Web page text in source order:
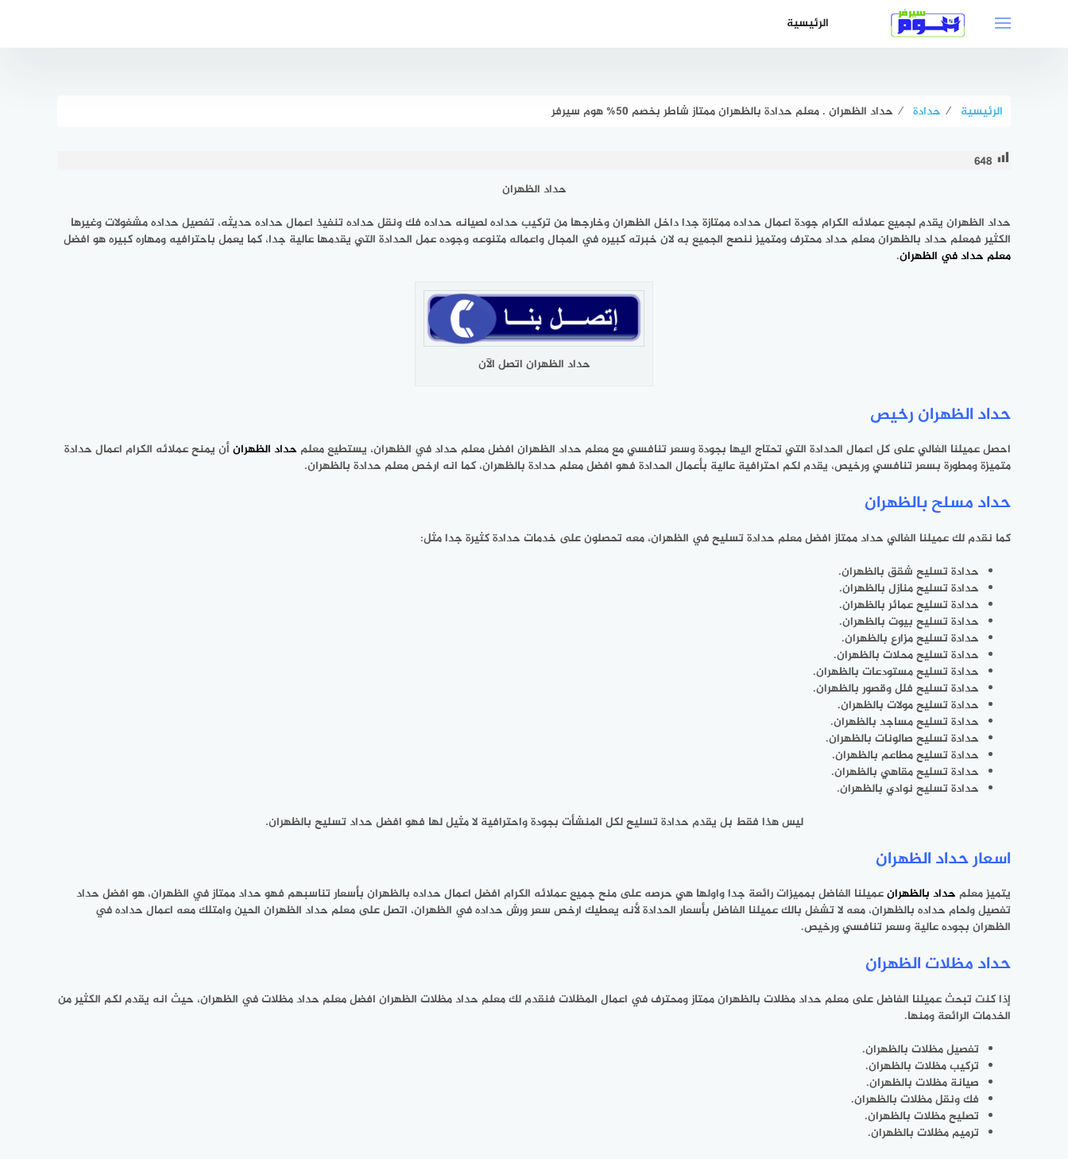
الرئيسية
الرئيسية ⁄ حدادة ⁄ حداد الظهران . معلم حدادة بالظهران ممتاز شاطر بخصم 50% هوم سيرفر
648
حداد الظهران
حداد الظهران يقدم لجميع عملائه الكرام جودة اعمال حداده ممتازة جدا داخل الظهران وخارجها من تركيب حداده لصيانه حداده فك ونقل حداده تنفيذ اعمال حداده حديثه، تفصيل حداده مشغولات وغيرها
الكثير فمعلم حداد بالظهرانمعلم حداد محترف ومتميز ننصح الجميع به لان خبرته كبيره في المجال واعماله متنوعه وجوده عمل الحدادة التي يقدمها عالية جدا، كما يعمل باحترافيه ومهاره كبيره هو افضل
معلم حداد في الظهران.
حداد الظهران اتصل الآن
حداد الظهران رخيص
احصل عميلنا الغالي على كل اعمال الحدادة التي تحتاج اليها بجودة وسعر تنافسي مع معلم حداد الظهران افضل معلم حداد في الظهران، يستطيع معلم حداد الظهرانأن يمنح عملائه الكرام اعمال حدادة
متميزة ومطورة بسعر تنافسي ورخيص، يقدم لكم احترافية عالية بأعمال الحدادة فهو افضل معلم حدادة بالظهران، كما انه ارخص معلم حدادة بالظهران.
حداد مسلح بالظهران
كما نقدم لك عميلنا الغالي حداد ممتاز افضل معلم حدادة تسليح في الظهران، معه تحصلون على خدمات حدادة كثيرة جدا مثل:
حدادة تسليح شقق بالظهران.
حدادة تسليح منازل بالظهران.
حدادة تسليح عمائر بالظهران.
حدادة تسليح بيوت بالظهران.
حدادة تسليح مزارع بالظهران.
حدادة تسليح محلات بالظهران.
حدادة تسليح مستودعات بالظهران.
حدادة تسليح فلل وقصور بالظهران.
حدادة تسليح مولات بالظهران.
حدادة تسليح مساجد بالظهران.
حدادة تسليح صالونات بالظهران.
حدادة تسليح مطاعم بالظهران.
حدادة تسليح مقاهي بالظهران.
حدادة تسليح نوادي بالظهران.
ليس هذا فقط بل يقدم حدادة تسليح لكل المنشأت بجودة واحترافية لا مثيل لها فهو افضل حداد تسليح بالظهران.
اسعار حداد الظهران
يتميز معلم حداد بالظهرانعميلنا الفاضل بمميزات رائعة جدا واولها هي حرصه على منح جميع عملائه الكرام افضل اعمال حداده بالظهران بأسعار تناسبهم فهو حداد ممتاز في الظهران، هو افضل حداد
تفصيل ولحام حداده بالظهران، معه لا تشغل بالك عميلنا الفاضل بأسعار الحدادة لأنه يعطيك ارخص سعر ورش حداده في الظهران، اتصل على معلم حداد الظهران الحين وامتلك معه اعمال حداده في
الظهران بجوده عالية وسعر تنافسي ورخيص.
حداد مظلات الظهران
إذا كنت تبحث عميلنا الفاضل على معلم حداد مظلات بالظهرانممتاز ومحترف في اعمال المظلات فنقدم لك معلم حداد مظلات الظهران افضل معلم حداد مظلات في الظهران، حيث انه يقدم لكم الكثير من
الخدمات الرائعة ومنها.
تفصيل مظلات بالظهران.
تركيب مظلات بالظهران.
صيانة مظلات بالظهران.
فك ونقل مظلات بالظهران.
تصليح مظلات بالظهران.
ترميم مظلات بالظهران.